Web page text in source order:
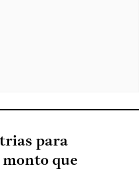
para
monto que